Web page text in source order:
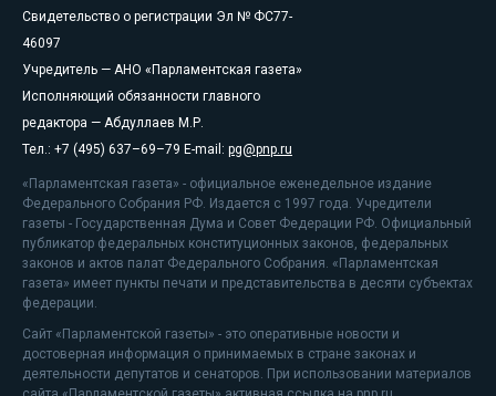
Свидетельство о регистрации Эл № ФС77-
46097
Учредитель — АНО «Парламентская газета»
Исполняющий обязанности главного
редактора — Абдуллаев М.Р.
Тел.: +7 (495) 637–69–79 E-mail: pg@pnp.ru
«Парламентская газета» - официальное еженедельное издание
Федерального Собрания РФ. Издается с 1997 года. Учредители
газеты - Государственная Дума и Совет Федерации РФ. Официальный
публикатор федеральных конституционных законов, федеральных
законов и актов палат Федерального Собрания. «Парламентская
газета» имеет пункты печати и представительства в десяти субъектах
федерации.
Сайт «Парламентской газеты» - это оперативные новости и
достоверная информация о принимаемых в стране законах и
деятельности депутатов и сенаторов. При использовании материалов